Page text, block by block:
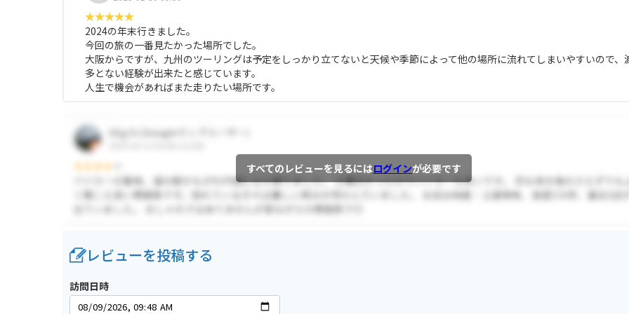
2024の年末行きました。
今回の旅の一番見たかった場所でした。
大阪からですが、九州のツーリングは予定をしっかり立てないと天候や季節によって他の場所に流れてしまいやすいので、
多とない経験が出来たと感じています。
人生で機会があればまた走りたい場所です。
すべてのレビューを見るにはログインが必要です
レビューを投稿する
訪問日時